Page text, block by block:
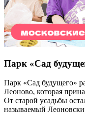
Парк «Сад
Парк «Сад будущего»
Леоново, которая
От старой усадьбы
называемый